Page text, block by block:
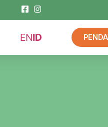
ENID